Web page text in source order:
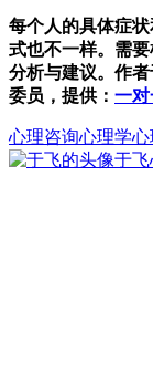
每个人的具体症
式也不一样。需
分析与建议。作
委员，提供： 一
心理咨询心理学心
于飞